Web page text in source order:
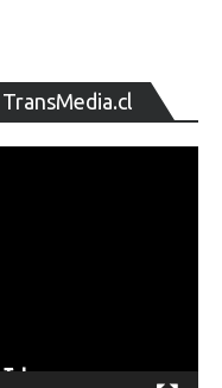
de